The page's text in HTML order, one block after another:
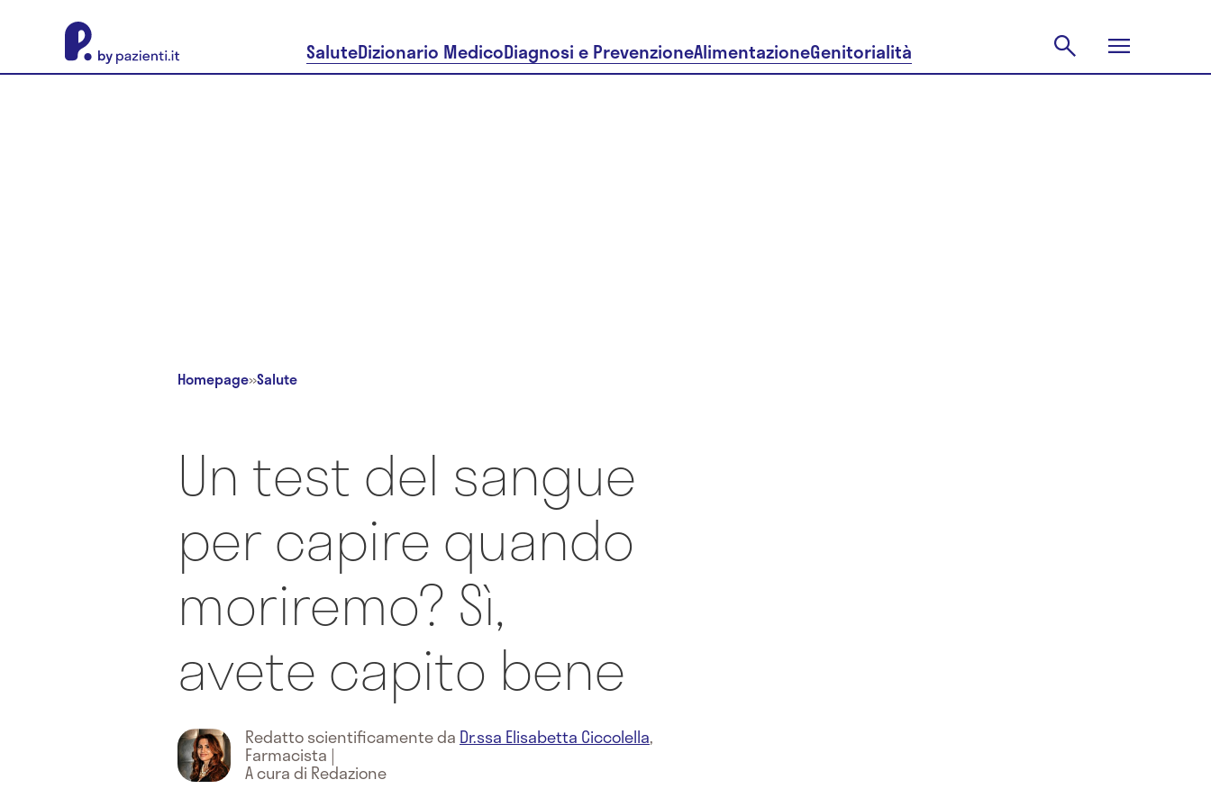
SaluteDizionario MedicoDiagnosi e PrevenzioneAlimentazioneGenitorialità
Homepage»Salute
Un test del sangue
per capire quando
moriremo? Sì,
avete capito bene
Redatto scientificamente da Dr.ssa Elisabetta Ciccolella,
Farmacista |
A cura di Redazione